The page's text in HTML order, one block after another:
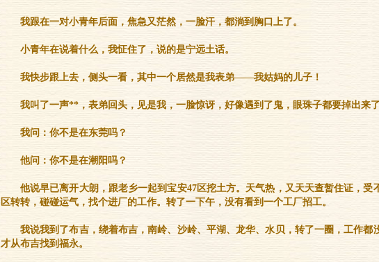
我跟在一对小青年后面，焦急又茫然，一脸汗，都淌到胸口上了。
小青年在说着什么，我怔住了，说的是宁远土话。
我快步跟上去，侧头一看，其中一个居然是我表弟——我姑妈的儿子！
我叫了一声**，表弟回头，见是我，一脸惊讶，好像遇到了鬼，眼珠子都要掉出来了
我问：你不是在东莞吗？
他问：你不是在潮阳吗？
他说早已离开大朗，跟老乡一起到宝安47区挖土方。天气热，又天天查暂住证，受
区转转，碰碰运气，找个进厂的工作。转了一下午，没有看到一个工厂招工。
我说我到了布吉，绕着布吉，南岭、沙岭、平湖、龙华、水贝，转了一圈，工作都
才从布吉找到福永。